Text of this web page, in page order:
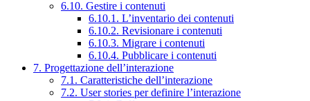
6.10. Gestire i contenuti
6.10.1. L’inventario dei contenuti
6.10.2. Revisionare i contenuti
6.10.3. Migrare i contenuti
6.10.4. Pubblicare i contenuti
7. Progettazione dell’interazione
7.1. Caratteristiche dell’interazione
7.2. User stories per definire l’interazione